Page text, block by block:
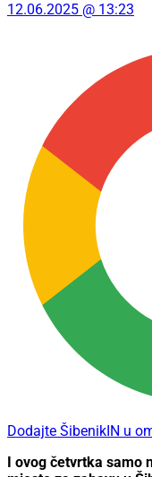
12.06.2025 @ 13:23
Dodajte ŠibenikIN u
I ovog četvrtka